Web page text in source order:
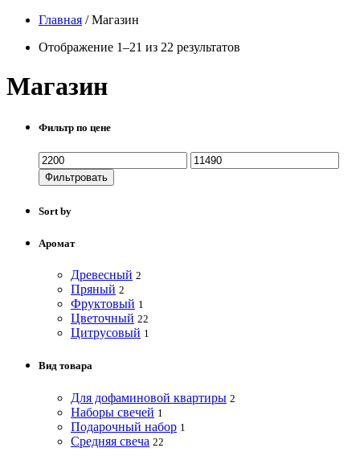
Главная /Магазин
Отображение 1–21 из 22 результатов
Магазин
Фильтр по цене
Фильтровать
Sort by
Аромат
Древесный 2
Пряный 2
Фруктовый 1
Цветочный 22
Цитрусовый 1
Вид товара
Для дофаминовой квартиры 2
Наборы свечей 1
Подарочный набор 1
Средняя свеча 22